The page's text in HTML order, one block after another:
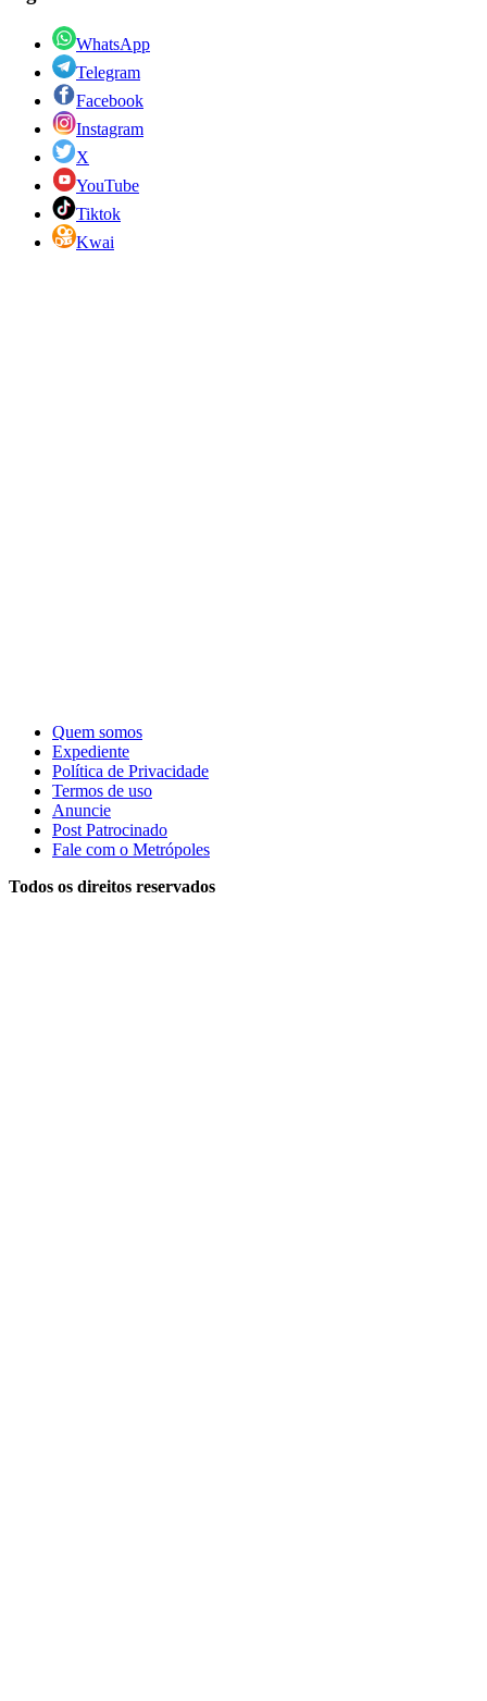
WhatsApp
Telegram
Facebook
Instagram
X
YouTube
Tiktok
Kwai
Quem somos
Expediente
Política de Privacidade
Termos de uso
Anuncie
Post Patrocinado
Fale com o Metrópoles
Todos os direitos reservados